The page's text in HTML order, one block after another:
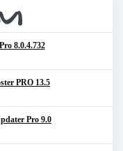
8.0.4.732
PRO 13.5
Pro 9.0